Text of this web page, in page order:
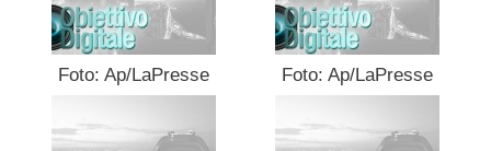
Foto: Ap/LaPresse Foto: Ap/LaPresse